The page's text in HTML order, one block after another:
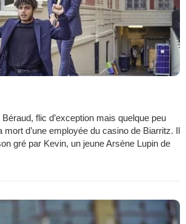
flic d’exception mais quelque peu
mort d’une employée du casino de Biarritz. Il
gré par Kevin, un jeune Arsène Lupin de